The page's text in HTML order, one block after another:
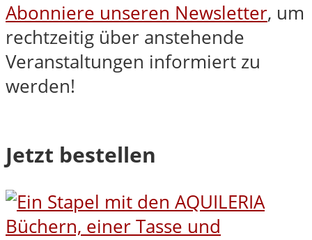
Abonniere unseren Newsletter, um
rechtzeitig über anstehende
Veranstaltungen informiert zu
werden!
Jetzt bestellen